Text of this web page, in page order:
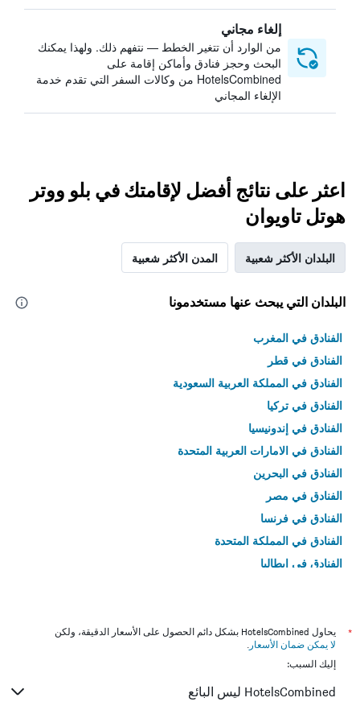
إلغاء مجاني
من الوارد أن تتغير الخطط — نتفهم ذلك. ولهذا يمكنك
البحث وحجز فنادق وأماكن إقامة على
HotelsCombined من وكالات السفر التي تقدم خدمة
الإلغاء المجاني
اعثر على نتائج أفضل لإقامتك في بلو ووتر
هوتل تاويوان
البلدان الأكثر شعبية المدن الأكثر شعبية
البلدان التي يبحث عنها مستخدمونا
الفنادق في المغرب
الفنادق في قطر
الفنادق في المملكة العربية السعودية
الفنادق في تركيا
الفنادق في إندونيسيا
الفنادق في الامارات العربية المتحدة
الفنادق في البحرين
الفنادق في مصر
الفنادق في فرنسا
الفنادق في المملكة المتحدة
الفنادق في إيطاليا
*
يحاول HotelsCombined بشكل دائم الحصول على الأسعار الدقيقة، ولكن
لا يمكن ضمان الأسعار .
إليك السبب:
HotelsCombined ليس البائع